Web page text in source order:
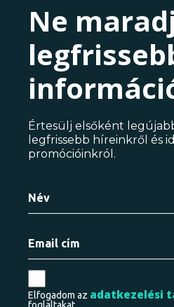
Ne
Értesülj elsőként
legfrissebb híreinkről és
promócióinkról.
Elfogadom az adatkezelési
foglaltakat.